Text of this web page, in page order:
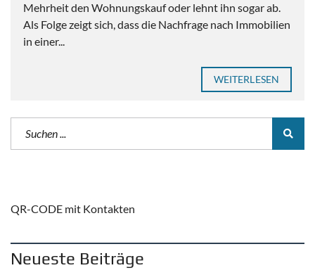
Mehrheit den Wohnungskauf oder lehnt ihn sogar ab.
Als Folge zeigt sich, dass die Nachfrage nach Immobilien
in einer...
WEITERLESEN
QR-CODE mit Kontakten
Neueste Beiträge